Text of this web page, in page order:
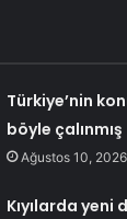
Türkiye’nin
böyle çalınmış
Ağustos 10, 2026
Kıyılarda yeni